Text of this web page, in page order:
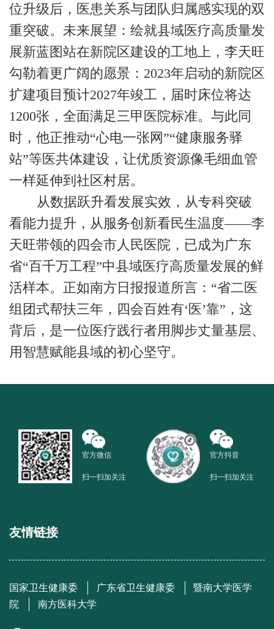
位升级后，医患关系与团队归属感实现的双
重突破。 未来展望：绘就县域医疗高质量发
展新蓝图站在新院区建设的工地上，李天旺
勾勒着更广阔的愿景： 2023年启动的新院区
扩建项目预计2027年竣工，届时床位将达
1200张，全面满足三甲医院标准。与此同
时，他正推动“心电一张网”“健康服务驿
站”等医共体建设，让优质资源像毛细血管
一样延伸到社区村居。
从数据跃升看发展实效，从专科突破
看能力提升，从服务创新看民生温度——李
天旺带领的四会市人民医院，已成为广东
省“百千万工程”中县域医疗高质量发展的鲜
活样本。正如南方日报报道所言：“省二医
组团式帮扶三年，四会百姓有‘医’靠”，这
背后，是一位医疗践行者用脚步丈量基层、
用智慧赋能县域的初心坚守。
官方微信
扫一扫加关注
官方抖音
扫一扫加关注
友情链接
国家卫生健康委 广东省卫生健康委
暨南大学医学
院
南方医科大学